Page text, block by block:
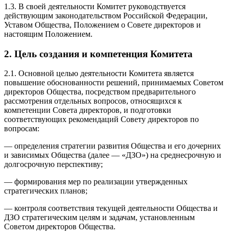
1.3. В своей деятельности Комитет руководствуется
действующим законодательством Российской Федерации,
Уставом Общества, Положением о Совете директоров и
настоящим Положением.
2. Цель создания и компетенция Комитета
2.1. Основной целью деятельности Комитета является
повышение обоснованности решений, принимаемых Советом
директоров Общества, посредством предварительного
рассмотрения отдельных вопросов, относящихся к
компетенции Совета директоров, и подготовки
соответствующих рекомендаций Совету директоров по
вопросам:
— определения стратегии развития Общества и его дочерних
и зависимых Общества (далее — «ДЗО») на среднесрочную и
долгосрочную перспективу;
— формирования мер по реализации утвержденных
стратегических планов;
— контроля соответствия текущей деятельности Общества и
ДЗО стратегическим целям и задачам, установленным
Советом директоров Общества.